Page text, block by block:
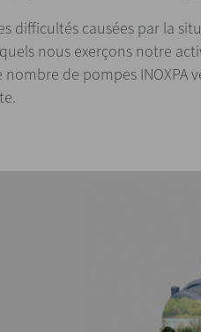
difficultés causées par la
nous exerçons notre
nombre de pompes INOXPA